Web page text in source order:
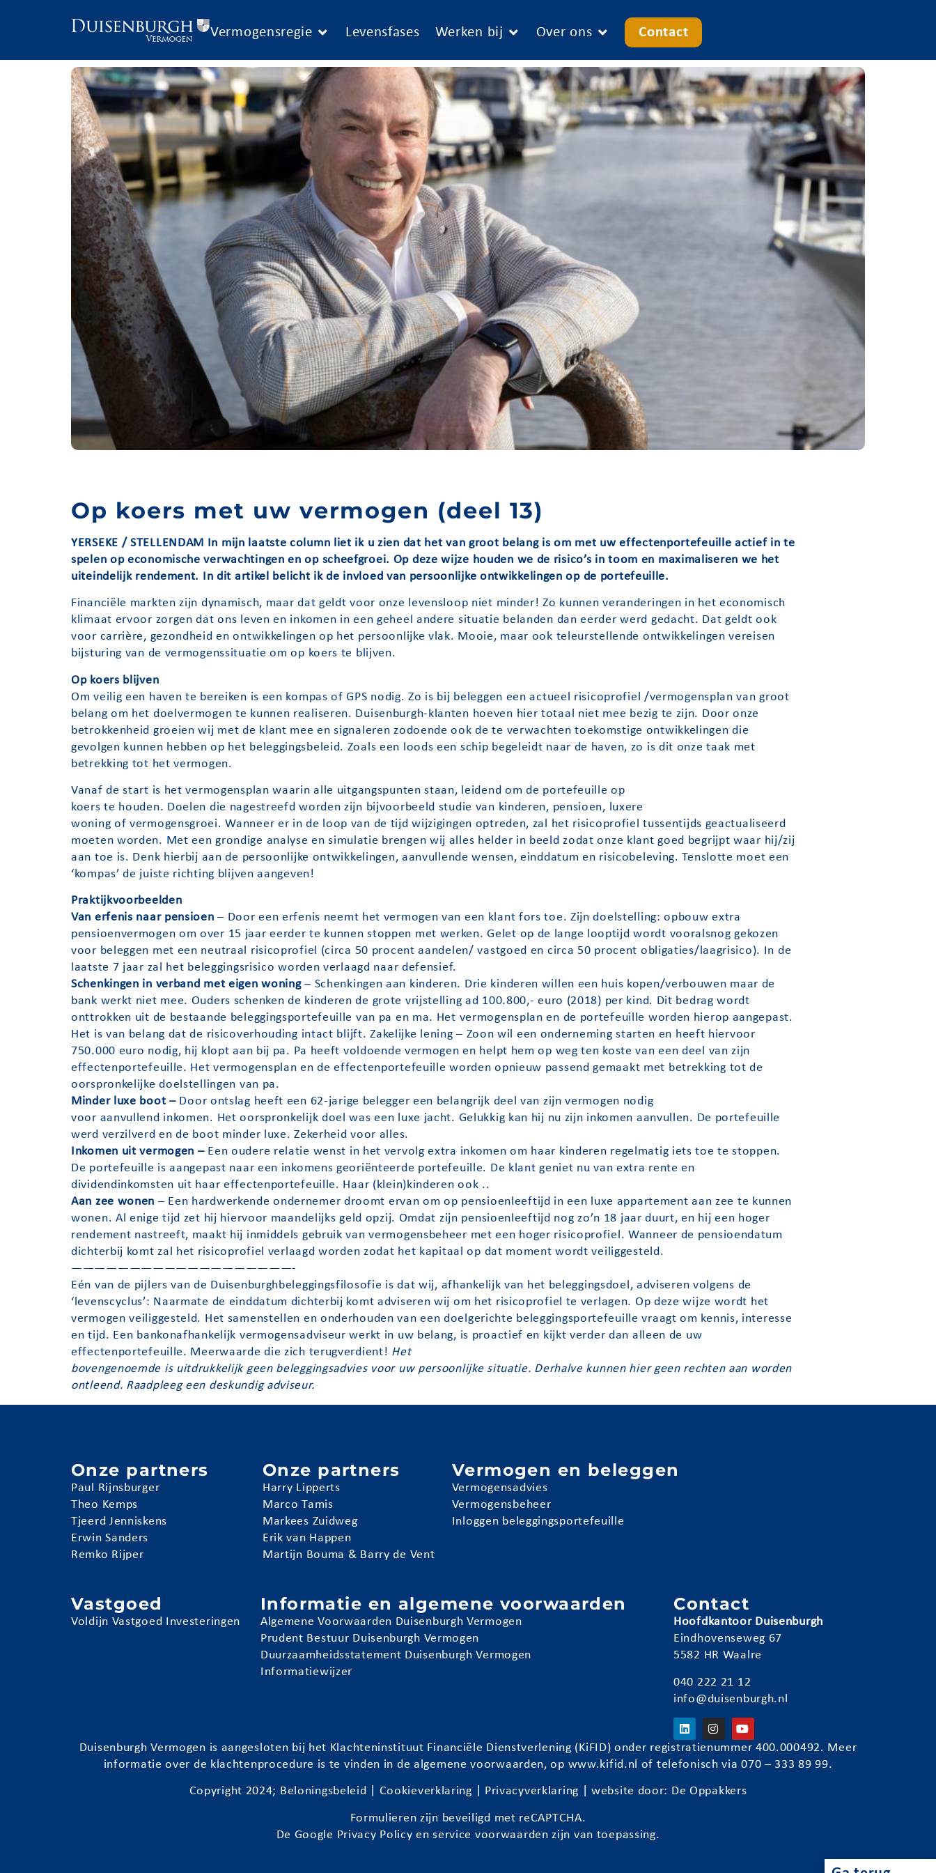
Vermogensregie Levensfases Werken bij Over ons Contact
Op koers met uw vermogen (deel 13)
YERSEKE / STELLENDAM In mijn laatste column liet ik u zien dat het van groot belang is om met uw effectenportefeuille actief in te
spelen op economische verwachtingen en op scheefgroei. Op deze wijze houden we de risico’s in toom en maximaliseren we het
uiteindelijk rendement. In dit artikel belicht ik de invloed van persoonlijke ontwikkelingen op de portefeuille.
Financiële markten zijn dynamisch, maar dat geldt voor onze levensloop niet minder! Zo kunnen veranderingen in het economisch
klimaat ervoor zorgen dat ons leven en inkomen in een geheel andere situatie belanden dan eerder werd gedacht. Dat geldt ook
voor carrière, gezondheid en ontwikkelingen op het persoonlijke vlak. Mooie, maar ook teleurstellende ontwikkelingen vereisen
bijsturing van de vermogenssituatie om op koers te blijven.
Op koers blijven
Om veilig een haven te bereiken is een kompas of GPS nodig. Zo is bij beleggen een actueel risicoprofiel /vermogensplan van groot
belang om het doelvermogen te kunnen realiseren. Duisenburgh-klanten hoeven hier totaal niet mee bezig te zijn. Door onze
betrokkenheid groeien wij met de klant mee en signaleren zodoende ook de te verwachten toekomstige ontwikkelingen die
gevolgen kunnen hebben op het beleggingsbeleid. Zoals een loods een schip begeleidt naar de haven, zo is dit onze taak met
betrekking tot het vermogen.
Vanaf de start is het vermogensplan waarin alle uitgangspunten staan, leidend om de portefeuille op
koers te houden. Doelen die nagestreefd worden zijn bijvoorbeeld studie van kinderen, pensioen, luxere
woning of vermogensgroei. Wanneer er in de loop van de tijd wijzigingen optreden, zal het risicoprofiel tussentijds geactualiseerd
moeten worden. Met een grondige analyse en simulatie brengen wij alles helder in beeld zodat onze klant goed begrijpt waar hij/zij
aan toe is. Denk hierbij aan de persoonlijke ontwikkelingen, aanvullende wensen, einddatum en risicobeleving. Tenslotte moet een
‘kompas’ de juiste richting blijven aangeven!
Praktijkvoorbeelden
Van erfenis naar pensioen– Door een erfenis neemt het vermogen van een klant fors toe. Zijn doelstelling: opbouw extra
pensioenvermogen om over 15 jaar eerder te kunnen stoppen met werken. Gelet op de lange looptijd wordt vooralsnog gekozen
voor beleggen met een neutraal risicoprofiel (circa 50 procent aandelen/ vastgoed en circa 50 procent obligaties/laagrisico). In de
laatste 7 jaar zal het beleggingsrisico worden verlaagd naar defensief.
Schenkingen in verband met eigen woning– Schenkingen aan kinderen. Drie kinderen willen een huis kopen/verbouwen maar de
bank werkt niet mee. Ouders schenken de kinderen de grote vrijstelling ad 100.800,- euro (2018) per kind. Dit bedrag wordt
onttrokken uit de bestaande beleggingsportefeuille van pa en ma. Het vermogensplan en de portefeuille worden hierop aangepast.
Het is van belang dat de risicoverhouding intact blijft. Zakelijke lening – Zoon wil een onderneming starten en heeft hiervoor
750.000 euro nodig, hij klopt aan bij pa. Pa heeft voldoende vermogen en helpt hem op weg ten koste van een deel van zijn
effectenportefeuille. Het vermogensplan en de effectenportefeuille worden opnieuw passend gemaakt met betrekking tot de
oorspronkelijke doelstellingen van pa.
Minder luxe boot – Door ontslag heeft een 62-jarige belegger een belangrijk deel van zijn vermogen nodig
voor aanvullend inkomen. Het oorspronkelijk doel was een luxe jacht. Gelukkig kan hij nu zijn inkomen aanvullen. De portefeuille
werd verzilverd en de boot minder luxe. Zekerheid voor alles.
Inkomen uit vermogen –Een oudere relatie wenst in het vervolg extra inkomen om haar kinderen regelmatig iets toe te stoppen.
De portefeuille is aangepast naar een inkomens georiënteerde portefeuille. De klant geniet nu van extra rente en
dividendinkomsten uit haar effectenportefeuille. Haar (klein)kinderen ook ..
Aan zee wonen – Een hardwerkende ondernemer droomt ervan om op pensioenleeftijd in een luxe appartement aan zee te kunnen
wonen. Al enige tijd zet hij hiervoor maandelijks geld opzij. Omdat zijn pensioenleeftijd nog zo’n 18 jaar duurt, en hij een hoger
rendement nastreeft, maakt hij inmiddels gebruik van vermogensbeheer met een hoger risicoprofiel. Wanneer de pensioendatum
dichterbij komt zal het risicoprofiel verlaagd worden zodat het kapitaal op dat moment wordt veiliggesteld.
———————————————————-
Eén van de pijlers van de Duisenburghbeleggingsfilosofie is dat wij, afhankelijk van het beleggingsdoel, adviseren volgens de
‘levenscyclus’: Naarmate de einddatum dichterbij komt adviseren wij om het risicoprofiel te verlagen. Op deze wijze wordt het
vermogen veiliggesteld. Het samenstellen en onderhouden van een doelgerichte beleggingsportefeuille vraagt om kennis, interesse
en tijd. Een bankonafhankelijk vermogensadviseur werkt in uw belang, is proactief en kijkt verder dan alleen de uw
effectenportefeuille. Meerwaarde die zich terugverdient! Het
bovengenoemde is uitdrukkelijk geen beleggingsadvies voor uw persoonlijke situatie. Derhalve kunnen hier geen rechten aan worden
ontleend. Raadpleeg een deskundig adviseur.
Onze partners
Paul Rijnsburger
Theo Kemps
Tjeerd Jenniskens
Erwin Sanders
Remko Rijper
Onze partners
Harry Lipperts
Marco Tamis
Markees Zuidweg
Erik van Happen
Martijn Bouma & Barry de Vent
Vermogen en beleggen
Vermogensadvies
Vermogensbeheer
Inloggen beleggingsportefeuille
Vastgoed
Voldijn Vastgoed Investeringen
Informatie en algemene voorwaarden
Algemene Voorwaarden Duisenburgh Vermogen
Prudent Bestuur Duisenburgh Vermogen
Duurzaamheidsstatement Duisenburgh Vermogen
Informatiewijzer
Contact
Hoofdkantoor Duisenburgh
Eindhovenseweg 67
5582 HR Waalre
040 222 21 12
info@duisenburgh.nl
Duisenburgh Vermogen is aangesloten bij het Klachteninstituut Financiële Dienstverlening (KiFID) onder registratienummer 400.000492. Meer
informatie over de klachtenprocedure is te vinden in de algemene voorwaarden, op www.kifid.nl of telefonisch via 070 – 333 89 99.
Copyright 2024; Beloningsbeleid Cookieverklaring Privacyverklaring | website door: De Oppakkers
Formulieren zijn beveiligd met reCAPTCHA.
De Google Privacy Policy enservice voorwaarden zijn van toepassing.